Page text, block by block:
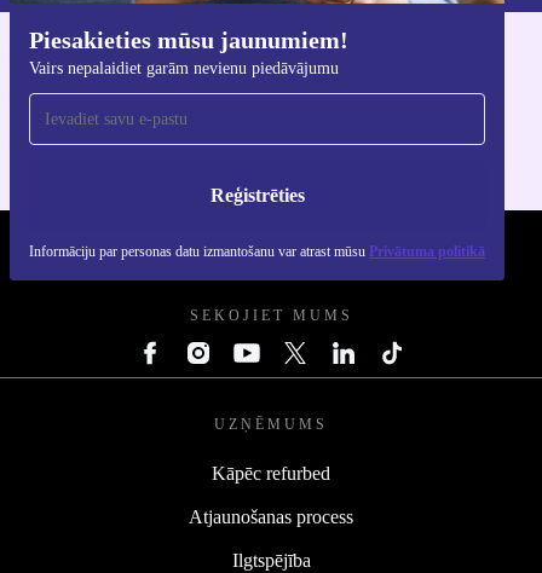
Piesakieties mūsu jaunumiem!
Vairs nepalaidiet garām nevienu piedāvājumu
Reģistrēties
Informāciju par personas datu izmantošanu var atrast mūsu Privātuma politikā
Lejupielādējiet refurbed lietotni
iOS un Android ierīcēm
REFURBED - RETHINK NEW.
SEKOJIET MUMS
UZŅĒMUMS
Kāpēc refurbed
Atjaunošanas process
Ilgtspējība